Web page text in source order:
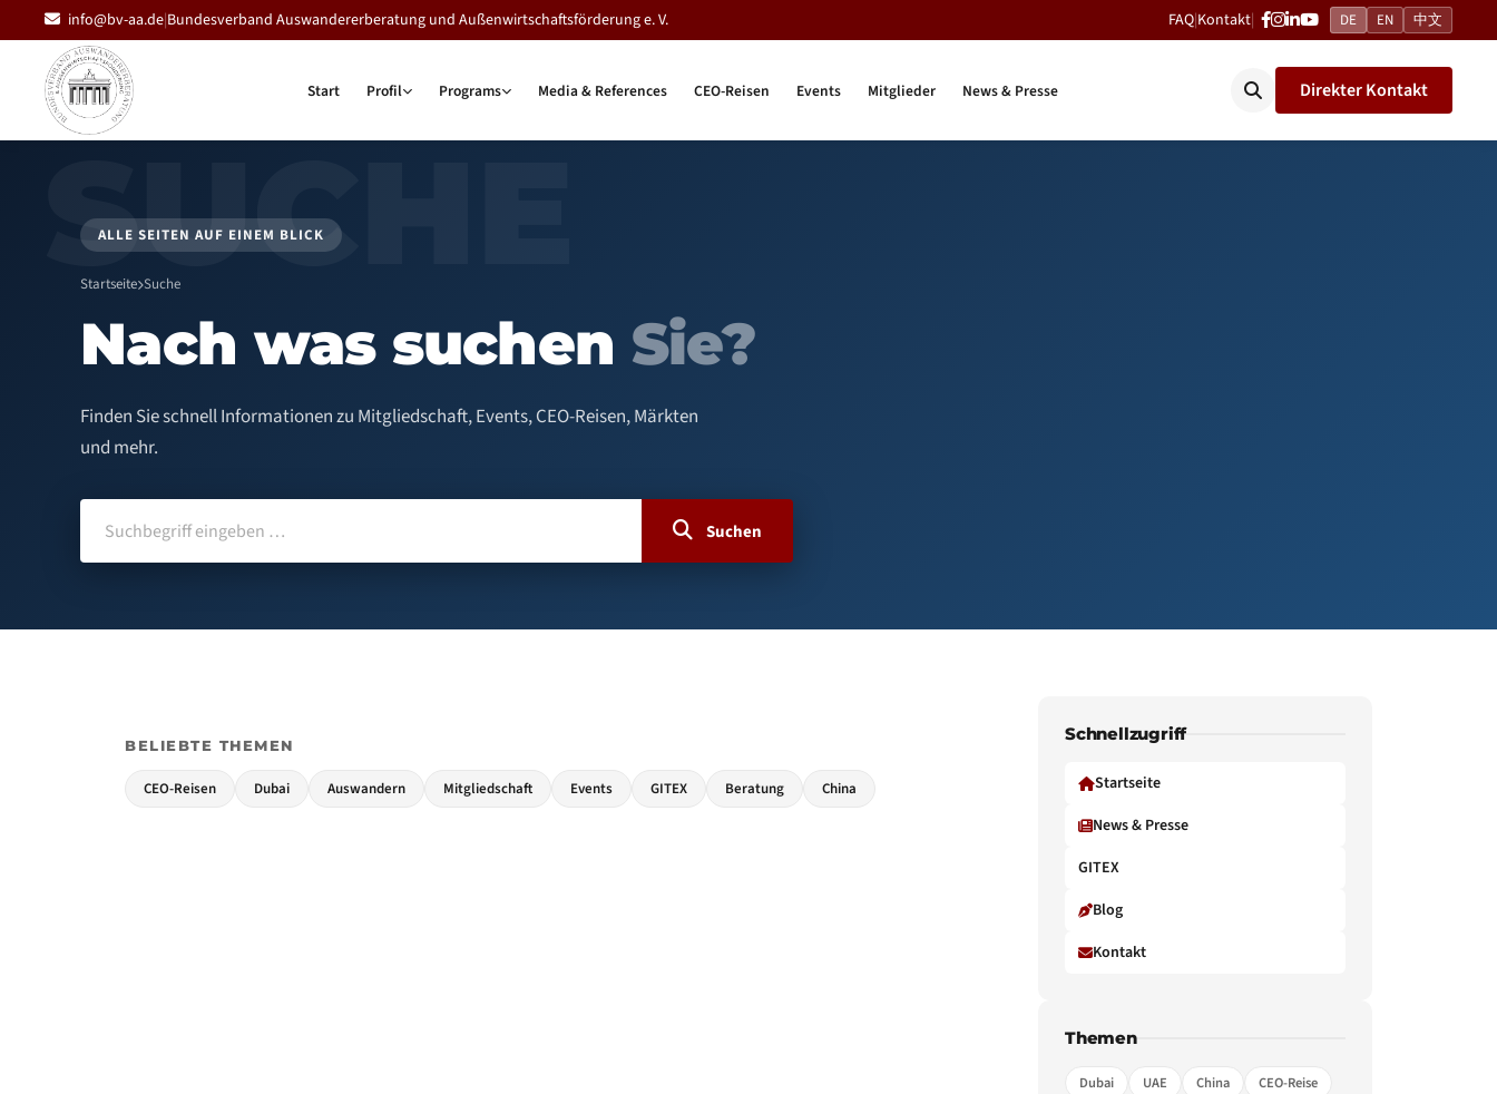
info@bv-aa.de|Bundesverband Auswandererberatung und Außenwirtschaftsförderung e. V. FAQ|Kontakt| DE EN 中文
Start Profil Programs Media & References CEO-Reisen Events Mitglieder News & Presse Direkter Kontakt
ALLE SEITEN AUF EINEM BLICK
Startseite Suche
Nach was suchen Sie?
Finden Sie schnell Informationen zu Mitgliedschaft, Events, CEO-Reisen, Märkten
und mehr.
Suchen
BELIEBTE THEMEN
CEO-Reisen Dubai Auswandern Mitgliedschaft Events GITEX Beratung China
Schnellzugriff
Startseite
News & Presse
GITEX
Blog
Kontakt
Themen
Dubai UAE China
CEO-Reise